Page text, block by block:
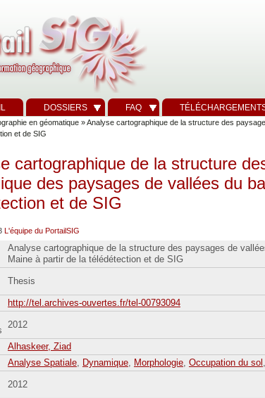
DOSSIERS FAQ
en géomatique » Analyse cartographique de la structure des
et de SIG
cartographique de la structure
des paysages de vallées du
et de SIG
L'équipe du PortailSIG
Analyse cartographique de la structure des paysages de
Maine à partir de la télédétection et de SIG
Thesis
http://tel.archives-ouvertes.fr/tel-00793094
2012
Alhaskeer, Ziad
Analyse Spatiale, Dynamique, Morphologie, Occupation du sol ,
2012